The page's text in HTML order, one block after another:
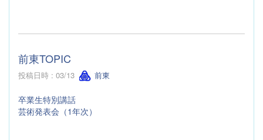
前東TOPIC
投稿日時 : 03/13 前東
卒業生特別講話
芸術発表会（1年次）